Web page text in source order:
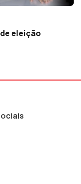
eleição
ao
Aceder